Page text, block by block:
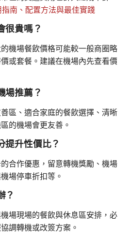
南、配置方法與最佳實踐
很貴嗎？
機場餐飲價格可能較一般商圈略
或套餐。建議在機場內先查看價
場推薦？
區、適合家庭的餐飲選擇、清晰
的機場會更友善。
提升性價比？
合作優惠，留意轉機獎勵、機場
場停車折扣等。
？
場現場的餐飲與休息區安排，必
調轉機或改簽方案。